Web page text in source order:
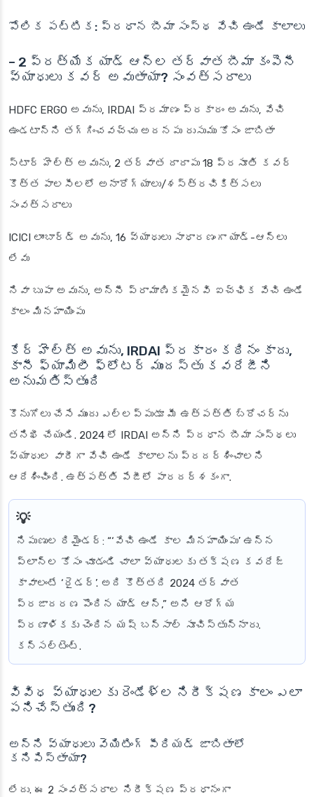
పోలిక పట్టిక: ప్రధాన బీమా సంస్థ వేచి ఉండే కాలాలు
– 2 ప్రత్యేక యాడ్ ఆన్‌ల తర్వాత బీమా కంపెనీ
వ్యాధులు కవర్ అవుతాయా? సంవత్సరాలు
HDFC ERGO అవును, IRDAI ప్రమాణం ప్రకారం అవును, వేచి
ఉండటాన్ని తగ్గించవచ్చు అదనపు రుసుము కోసం జాబితా
స్టార్ హెల్త్ అవును, 2 తర్వాత దాదాపు 18 ప్రసూతి కవర్
కొత్త పాలసీలలో అనారోగ్యాలు/శస్త్రచికిత్సలు
సంవత్సరాలు
ICICI లాంబార్డ్ అవును, 16 వ్యాధులు సాధారణంగా యాడ్-ఆన్‌లు
లేవు
నివా బుపా అవును, అన్నీ ప్రామాణికమైనవి ఐచ్ఛిక వేచి ఉండే
కాలం మినహాయింపు
కేర్ హెల్త్ అవును, IRDAI ప్రకారం కఠినం కాదు,
కానీ ఫ్యామిలీ ఫ్లోటర్ ముందస్తు కవరేజీని
అనుమతిస్తుంది
కొనుగోలు చేసే ముందు ఎల్లప్పుడూ మీ ఉత్పత్తి బ్రోచర్‌ను
తనిఖీ చేయండి. 2024 లో IRDAI అన్ని ప్రధాన బీమా సంస్థలు
వ్యాధుల వారీగా వేచి ఉండే కాలాలను ప్రదర్శించాలని
ఆదేశించింది. ఉత్పత్తి పేజీలో పారదర్శకంగా.
నిపుణుల రిమైండర్ : “‘వేచి ఉండే కాల మినహాయింపు’ ఉన్న
ప్లాన్‌ల కోసం చూడండి చాలా వ్యాధులకు తక్షణ కవరేజ్
కావాలంటే ‘రైడర్’. అది కొత్తది 2024 తర్వాత
ప్రజాదరణ పొందిన యాడ్ ఆన్,” అని ఆరోగ్య
ప్రణాళికకు చెందిన యష్ బన్సాల్ సూచిస్తున్నారు.
కన్సల్టెంట్.
వివిధ వ్యాధులకు రెండేళ్ల నిరీక్షణ కాలం ఎలా
పనిచేస్తుంది?
అన్ని వ్యాధులు వెయిటింగ్ పీరియడ్ జాబితాలో
కనిపిస్తాయా?
లేదు. ఈ 2 సంవత్సరాల నిరీక్షణ ప్రధానంగా